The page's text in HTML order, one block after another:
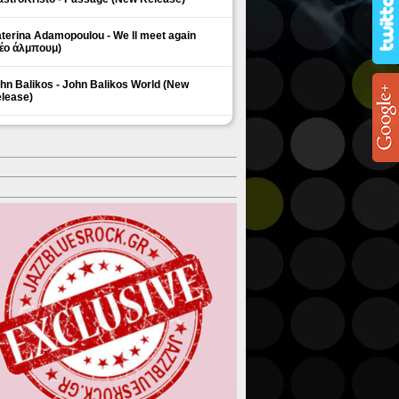
Adamopoulou - We ll meet again
άλμπουμ)
Balikos - John Balikos World (New